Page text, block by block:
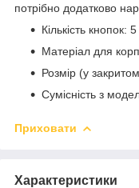
потрібно додатково
Кількість кнопок: 5
Матеріал для
Розмір (у
Сумісність з
Приховати
Характеристики